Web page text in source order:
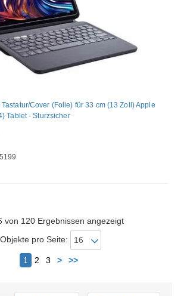
Cover (Folie) für 33 cm (13 Zoll) Apple
Tablet - Sturzsicher
von 120 Ergebnissen angezeigt
Objekte pro Seite:
1 2 3 > >>Nächster